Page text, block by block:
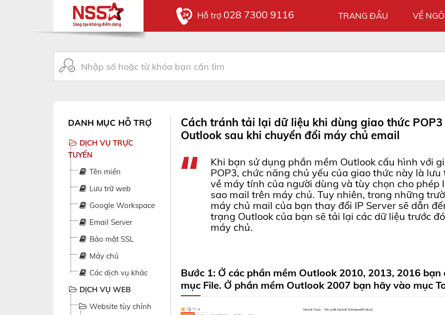
Hỗ trợ 028 7300 9116 TRANG ĐẦU VỀ
Cách tránh tải lại dữ liệu khi dùng giao thức
Outlook sau khi chuyển đổi máy chủ email
Khi bạn sử dụng phần mềm Outlook cấu hình với
POP3, chức năng chủ yếu của giao thức này là lưu
về máy tính của người dùng và tùy chọn cho phép
sao mail trên máy chủ. Tuy nhiên, trong những
máy chủ mail của bạn thay đổi IP Server sẽ dẫn
trạng Outlook của bạn sẽ tải lại các dữ liệu trước
máy chủ.
Bước 1: Ở các phần mềm Outlook 2010, 2013, 2016 bạn
mục File. Ở phần mềm Outlook 2007 bạn hãy vào mục
DANH MỤC HỖ TRỢ
DỊCH VỤ TRỰC
TUYẾN
Tên miền
Lưu trữ web
Google Workspace
Email Server
Bảo mật SSL
Máy chủ
Các dịch vụ khác
DỊCH VỤ WEB
Website tùy chỉnh